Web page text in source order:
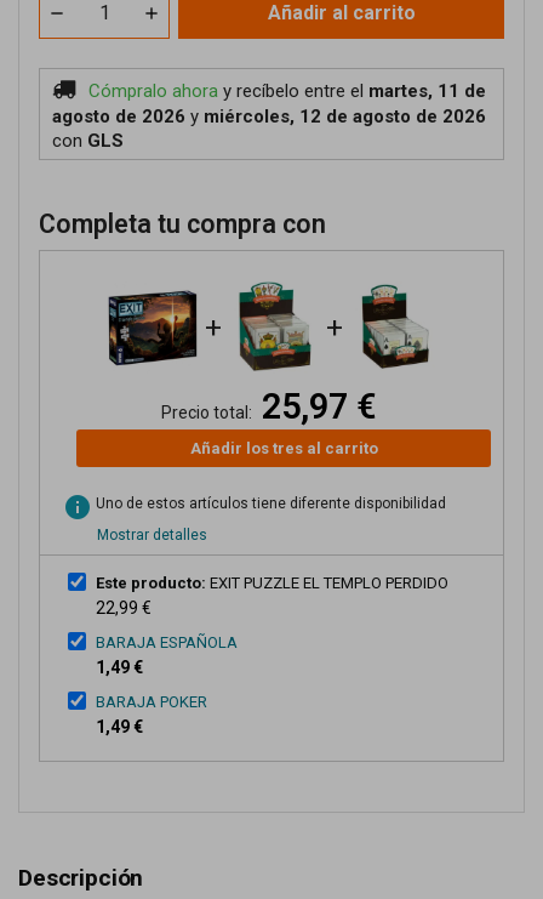
Añadir al carrito
Cómpralo ahora y recíbelo entre el martes, 11 de
agosto de 2026 y miércoles, 12 de agosto de 2026
con GLS
Completa tu compra con
+ +
Precio total: 25,97 €
Añadir los tres al carrito
info Uno de estos artículos tiene diferente disponibilidad
Mostrar detalles
Este producto: EXIT PUZZLE EL TEMPLO PERDIDO
22,99 €
BARAJA ESPAÑOLA
1,49 €
BARAJA POKER
1,49 €
Descripción